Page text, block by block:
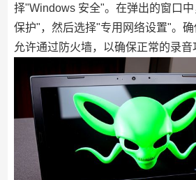
择"Windows 安全"。在弹出的窗口
保护"，然后选择"专用网络设置"。
允许通过防火墙，以确保正常的录音